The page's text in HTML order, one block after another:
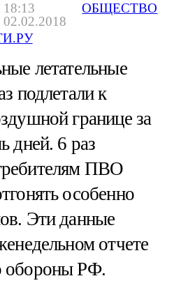
18:13
02.02.2018
ОБЩЕСТВО
летательные
подлетали к
границе за
дней. 6 раз
ПВО
особенно
Эти данные
отчете
обороны РФ.